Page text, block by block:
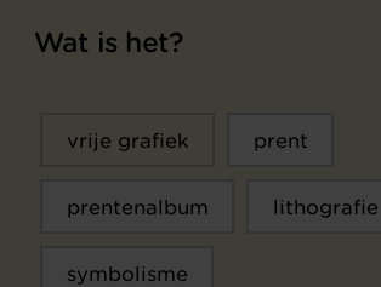
Wat is het?
vrije grafiek prent
prentenalbum lithografie
symbolisme